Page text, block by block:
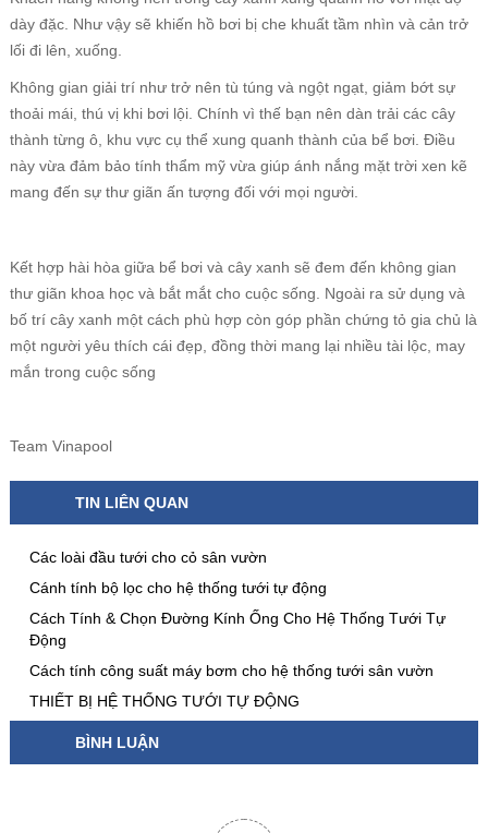
dày đặc. Như vậy sẽ khiến hồ bơi bị che khuất tầm nhìn và cản trở
lối đi lên, xuống.
Không gian giải trí như trở nên tù túng và ngột ngạt, giảm bớt sự
thoải mái, thú vị khi bơi lội. Chính vì thế bạn nên dàn trải các cây
thành từng ô, khu vực cụ thể xung quanh thành của bể bơi. Điều
này vừa đảm bảo tính thẩm mỹ vừa giúp ánh nắng mặt trời xen kẽ
mang đến sự thư giãn ấn tượng đối với mọi người.
Kết hợp hài hòa giữa bể bơi và cây xanh sẽ đem đến không gian
thư giãn khoa học và bắt mắt cho cuộc sống. Ngoài ra sử dụng và
bố trí cây xanh một cách phù hợp còn góp phần chứng tỏ gia chủ là
một người yêu thích cái đẹp, đồng thời mang lại nhiều tài lộc, may
mắn trong cuộc sống
Team Vinapool
TIN LIÊN QUAN
Các loài đầu tưới cho cỏ sân vườn
Cánh tính bộ lọc cho hệ thống tưới tự động
Cách Tính & Chọn Đường Kính Ống Cho Hệ Thống Tưới Tự
Động
Cách tính công suất máy bơm cho hệ thống tưới sân vườn
THIẾT BỊ HỆ THỐNG TƯỚI TỰ ĐỘNG
BÌNH LUẬN